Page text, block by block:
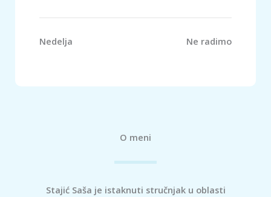
O meni
Stajić Saša je istaknuti stručnjak u oblasti
Nedelja Ne radimo